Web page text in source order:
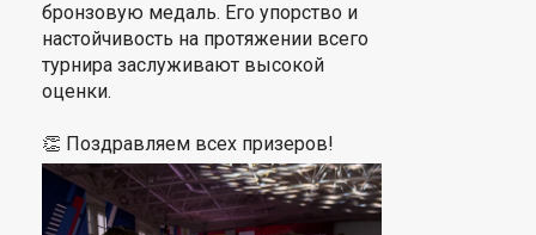
бронзовую медаль. Его упорство и
настойчивость на протяжении всего
турнира заслуживают высокой
оценки.
👏 Поздравляем всех призеров!